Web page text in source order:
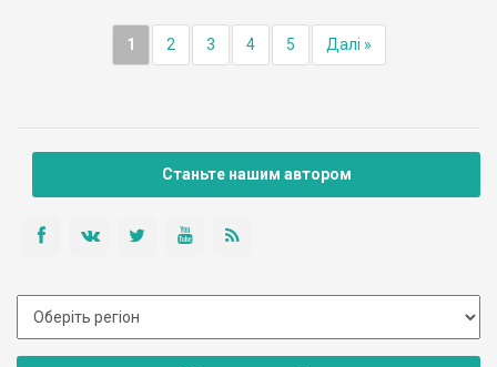
1 2 3 4 5 Далі »
Станьте нашим автором